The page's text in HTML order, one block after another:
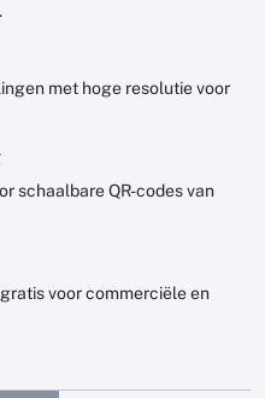
met hoge resolutie voor
schaalbare QR-codes van
voor commerciële en